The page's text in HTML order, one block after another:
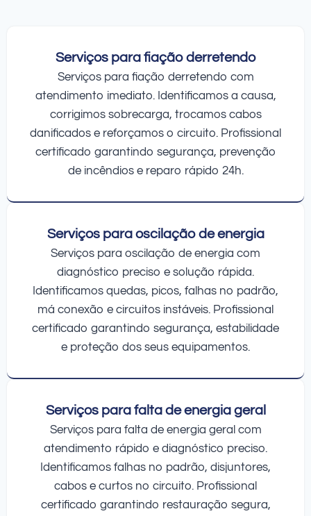
Serviços para fiação derretendo
Serviços para fiação derretendo com
atendimento imediato. Identificamos a causa,
corrigimos sobrecarga, trocamos cabos
danificados e reforçamos o circuito. Profissional
certificado garantindo segurança, prevenção
de incêndios e reparo rápido 24h.
Serviços para oscilação de energia
Serviços para oscilação de energia com
diagnóstico preciso e solução rápida.
Identificamos quedas, picos, falhas no padrão,
má conexão e circuitos instáveis. Profissional
certificado garantindo segurança, estabilidade
e proteção dos seus equipamentos.
Serviços para falta de energia geral
Serviços para falta de energia geral com
atendimento rápido e diagnóstico preciso.
Identificamos falhas no padrão, disjuntores,
cabos e curtos no circuito. Profissional
certificado garantindo restauração segura,